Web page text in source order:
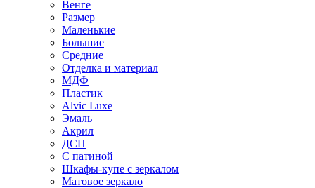
Венге
Размер
Маленькие
Большие
Средние
Отделка и материал
МДФ
Пластик
Alvic Luxe
Эмаль
Акрил
ДСП
С патиной
Шкафы-купе с зеркалом
Матовое зеркало